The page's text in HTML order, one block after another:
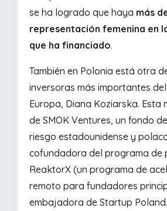
se ha logrado que haya más
representación femenina en
que ha financiado.
También en Polonia está otra
inversoras más importantes
Europa, Diana Koziarska. Esta
de SMOK Ventures, un fondo
riesgo estadounidense y
cofundadora del programa de
ReaktorX (un programa de
remoto para fundadores
embajadora de Startup